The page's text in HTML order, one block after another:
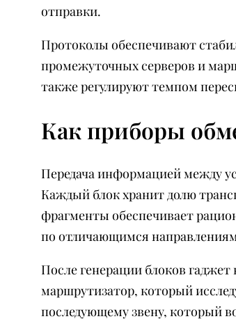
отправки.
Протоколы обеспечивают
промежуточных серверов и
также регулируют темпом
Как приборы
Передача информацией между
Каждый блок хранит долю
фрагменты обеспечивает
по отличающимся
После генерации блоков
маршрутизатор, который
последующему звену, который